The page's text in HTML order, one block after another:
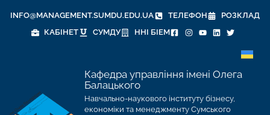
INFO@MANAGEMENT.SUMDU.EDU.UA ТЕЛЕФОН
РОЗКЛАД
КАБІНЕТ
СУМДУ ННІ БІЕМ
Кафедра управління імені Олега
Балацького
Навчально-наукового інституту бізнесу,
економіки та менеджменту Сумського